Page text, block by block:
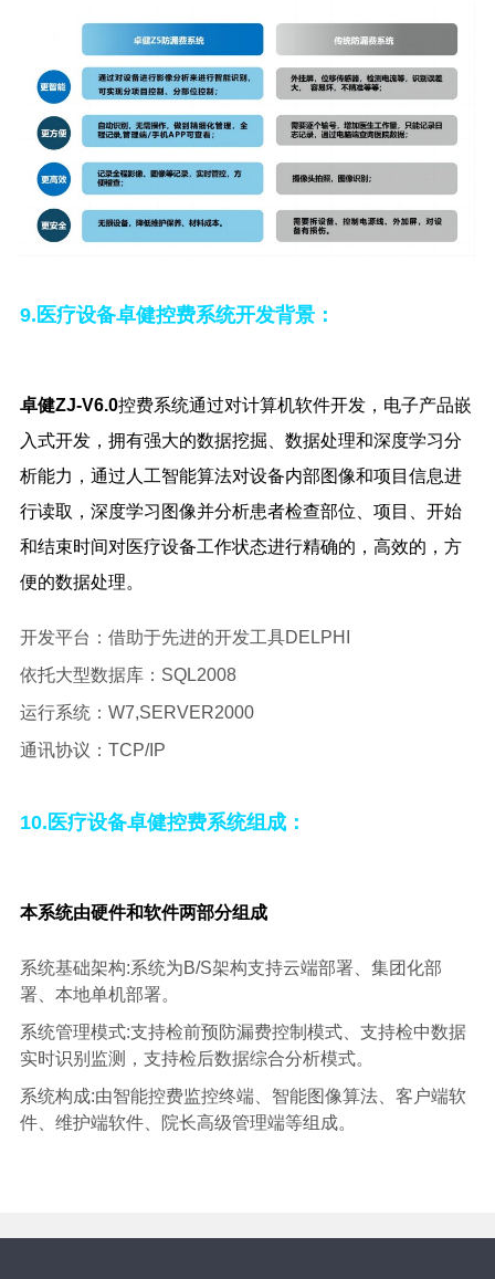
9.医疗设备卓健控费系统开发背景：
卓健ZJ-V6.0控费系统通过对计算机软件开发，电子产品嵌
入式开发， 拥有强大的数据挖掘、数据处理和深度学习分
析能力，通过人工智能算法对设备内部图像和项目信息进
行读取，深度学习图像并分析患者检查部位、项目、开始
和结束时间对医疗设备工作状态进行精确的，高效的，方
便的数据处理。
开发平台：借助于先进的开发工具DELPHI
依托大型数据库： SQL2008
运行系统： W7,SERVER2000
通讯协议： TCP/IP
10.医疗设备卓健控费系统组成：
本系统由硬件和软件两部分组成
系统基础架构:系统为B/S架构支持云端部署、集团化部
署、本地单机部署。
系统管理模式:支持检前预防漏费控制模式、支持检中数据
实时识别监测，支持检后数据综合分析模式。
系统构成:由智能控费监控终端、智能图像算法、客户端软
件、维护端软件、院长高级管理端等组成。